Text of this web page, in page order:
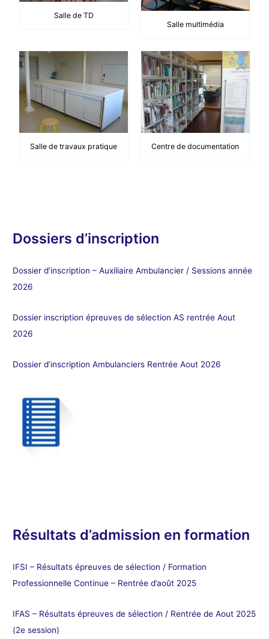
Salle de TD
Salle multimédia
Salle de travaux pratique Centre de documentation
Dossiers d’inscription
Dossier d’inscription – Auxiliaire Ambulancier / Sessions année
2026
Dossier inscription épreuves de sélection AS rentrée Aout
2026
Dossier d’inscription Ambulanciers Rentrée Aout 2026
Résultats d’admission en formation
IFSI – Résultats épreuves de sélection / Formation
Professionnelle Continue – Rentrée d’août 2025
IFAS – Résultats épreuves de sélection / Rentrée de Aout 2025
(2e session)